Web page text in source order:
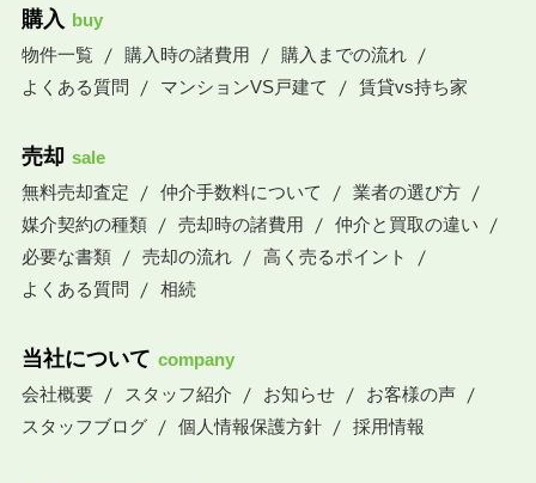
購入 buy
物件一覧
購入時の諸費用
購入までの流れ
よくある質問
マンションVS戸建て 賃貸vs持ち家
売却 sale
無料売却査定
仲介手数料について
業者の選び方
媒介契約の種類
売却時の諸費用
仲介と買取の違い
必要な書類
売却の流れ
高く売るポイント
よくある質問
相続
当社について company
会社概要
スタッフ紹介 お知らせ
お客様の声
スタッフブログ
個人情報保護方針 採用情報